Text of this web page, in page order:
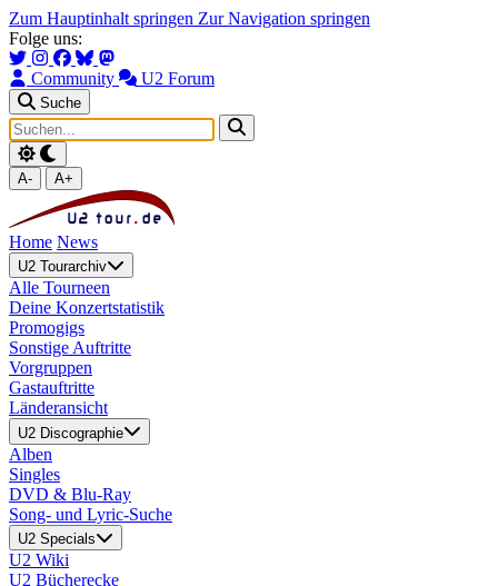
Zum Hauptinhalt springen Zur Navigation springen
Folge uns:
Community U2 Forum
Suche
A- A+
Home News
U2 Tourarchiv
Alle Tourneen
Deine Konzertstatistik
Promogigs
Sonstige Auftritte
Vorgruppen
Gastauftritte
Länderansicht
U2 Discographie
Alben
Singles
DVD & Blu-Ray
Song- und Lyric-Suche
U2 Specials
U2 Wiki
U2 Bücherecke